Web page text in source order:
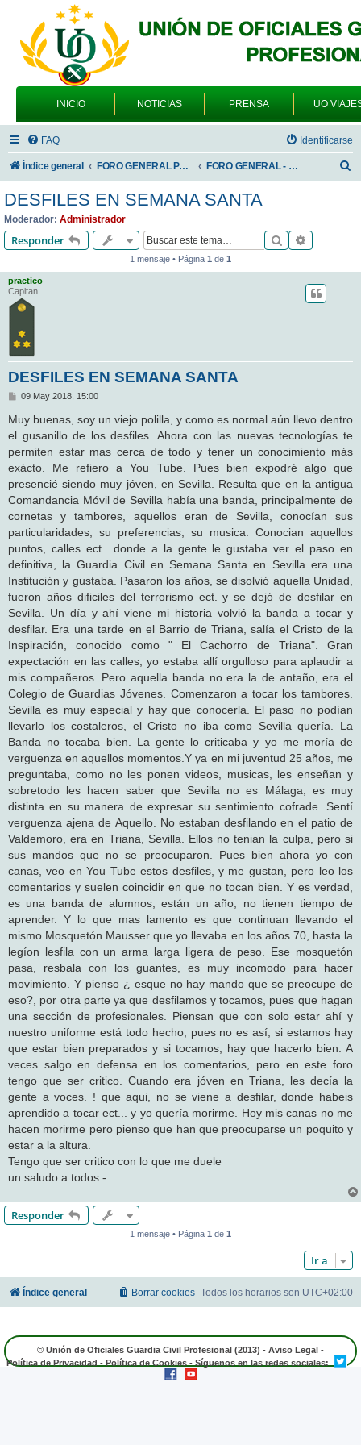
INICIO NOTICIAS PRENSA UO
FAQ Identificarse
Índice general FORO GENERAL PARA TODOS LOS USUARIOS FORO GENERAL - TEMAS GENERALES
r
DESFILES EN SEMANA SANTA
Moderador: Administrador
Responder Buscar
1 mensaje • Página 1 de 1
practico
Capitan
DESFILES EN SEMANA SANTA
M
n
s
e
09 May 2018, 15:00
Muy buenas, soy un viejo polilla, y como es normal aún llevo dentro
el gusanillo de los desfiles. Ahora con las nuevas tecnologías te
permiten estar mas cerca de todo y tener un conocimiento más
exácto. Me refiero a You Tube. Pues bien expodré algo que
presencié siendo muy jóven, en Sevilla. Resulta que en la antigua
Comandancia Móvil de Sevilla había una banda, principalmente de
cornetas y tambores, aquellos eran de Sevilla, conocían sus
particularidades, su preferencias, su musica. Conocian aquellos
puntos, calles ect.. donde a la gente le gustaba ver el paso en
definitiva, la Guardia Civil en Semana Santa en Sevilla era una
Institución y gustaba. Pasaron los años, se disolvió aquella Unidad,
fueron años dificiles del terrorismo ect. y se dejó de desfilar en
Sevilla. Un día y ahí viene mi historia volvió la banda a tocar y
desfilar. Era una tarde en el Barrio de Triana, salía el Cristo de la
Inspiración, conocido como " El Cachorro de Triana". Gran
expectación en las calles, yo estaba allí orgulloso para aplaudir a
mis compañeros. Pero aquella banda no era la de antaño, era el
Colegio de Guardias Jóvenes. Comenzaron a tocar los tambores.
Sevilla es muy especial y hay que conocerla. El paso no podían
llevarlo los costaleros, el Cristo no iba como Sevilla quería. La
Banda no tocaba bien. La gente lo criticaba y yo me moría de
verguenza en aquellos momentos.Y ya en mi juventud 25 años, me
preguntaba, como no les ponen videos, musicas, les enseñan y
sobretodo les hacen saber que Sevilla no es Málaga, es muy
distinta en su manera de expresar su sentimiento cofrade. Sentí
verguenza ajena de Aquello. No estaban desfilando en el patio de
Valdemoro, era en Triana, Sevilla. Ellos no tenian la culpa, pero si
sus mandos que no se preocuparon. Pues bien ahora yo con
canas, veo en You Tube estos desfiles, y me gustan, pero leo los
comentarios y suelen coincidir en que no tocan bien. Y es verdad,
es una banda de alumnos, están un año, no tienen tiempo de
aprender. Y lo que mas lamento es que continuan llevando el
mismo Mosquetón Mausser que yo llevaba en los años 70, hasta la
legíon lesfila con un arma larga ligera de peso. Ese mosquetón
pasa, resbala con los guantes, es muy incomodo para hacer
movimiento. Y pienso ¿ esque no hay mando que se preocupe de
eso?, por otra parte ya que desfilamos y tocamos, pues que hagan
una sección de profesionales. Piensan que con solo estar ahí y
nuestro uniforme está todo hecho, pues no es así, si estamos hay
que estar bien preparados y si tocamos, hay que hacerlo bien. A
veces salgo en defensa en los comentarios, pero en este foro
tengo que ser critico. Cuando era jóven en Triana, les decía la
gente a voces. ! que aqui, no se viene a desfilar, donde habeis
aprendido a tocar ect... y yo quería morirme. Hoy mis canas no me
hacen morirme pero pienso que han que preocuparse un poquito y
estar a la altura.
Tengo que ser critico con lo que me duele
un saludo a todos.-
Responder
1 mensaje • Página 1 de 1
Ir a
Índice general Todos los horarios son UTC+02:00
Borrar cookies
© Unión de Oficiales Guardia Civil Profesional (2013) - Aviso Legal -
Política de Privacidad - Política de Cookies - Síguenos en las redes sociales: